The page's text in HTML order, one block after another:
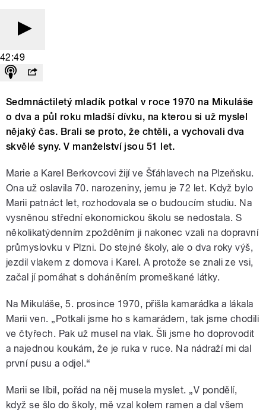
42:49
Sedmnáctiletý mladík potkal v roce 1970 na Mikuláše
o dva a půl roku mladší dívku, na kterou si už myslel
nějaký čas. Brali se proto, že chtěli, a vychovali dva
skvělé syny. V manželství jsou 51 let.
Marie a Karel Berkovcovi žijí ve Šťáhlavech na Plzeňsku.
Ona už oslavila 70. narozeniny, jemu je 72 let. Když bylo
Marii patnáct let, rozhodovala se o budoucím studiu. Na
vysněnou střední ekonomickou školu se nedostala. S
několikatýdenním zpožděním ji nakonec vzali na dopravní
průmyslovku v Plzni. Do stejné školy, ale o dva roky výš,
jezdil vlakem z domova i Karel. A protože se znali ze vsi,
začal jí pomáhat s doháněním promeškané látky.
Na Mikuláše, 5. prosince 1970, přišla kamarádka a lákala
Marii ven. „Potkali jsme ho s kamarádem, tak jsme chodili
ve čtyřech. Pak už musel na vlak. Šli jsme ho doprovodit
a najednou koukám, že je ruka v ruce. Na nádraží mi dal
první pusu a odjel.“
Marii se líbil, pořád na něj musela myslet. „V pondělí,
když se šlo do školy, mě vzal kolem ramen a dal všem